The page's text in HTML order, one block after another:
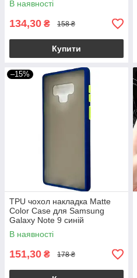
В наявності
134,30 ₴ 158 ₴
Купити
–15%
TPU чохол накладка Matte
Color Case для Samsung
Galaxy Note 9 синій
В наявності
151,30 ₴ 178 ₴